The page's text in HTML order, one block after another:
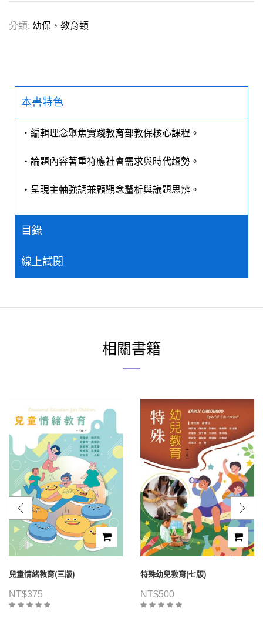
分類: 幼保、教育類
本書特色
‧編輯理念聚焦實踐教育部教保核心課程。
‧論題內容著重符應社會需求與時代趨勢。
‧呈現主軸強調兼顧觀念釐析與議題思辨。
目錄
線上試閱
相關書籍
兒童情緒教育(三版)
NT$375
特殊幼兒教育(七版)
NT$500